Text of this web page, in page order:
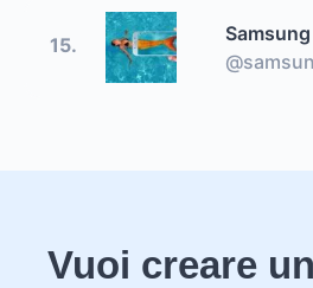
15.
Vuoi creare